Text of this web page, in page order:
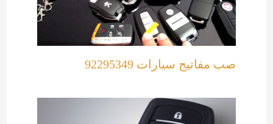
صب مفاتيح سيارات 92295349